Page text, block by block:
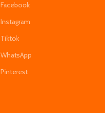
Facebook
Instagram
Tiktok
WhatsApp
Pinterest